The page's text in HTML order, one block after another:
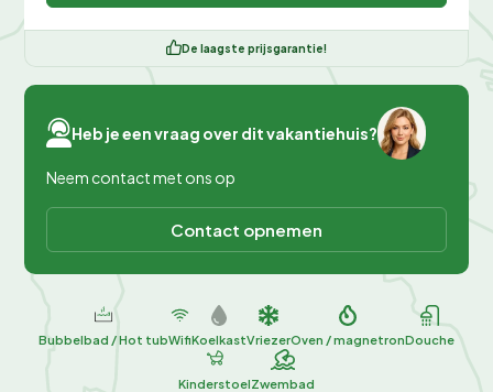
De laagste prijsgarantie!
Heb je een vraag over dit vakantiehuis?
Neem contact met ons op
Contact opnemen
Bubbelbad / Hot tubWifiKoelkastVriezerOven / magnetronDouche
KinderstoelZwembad